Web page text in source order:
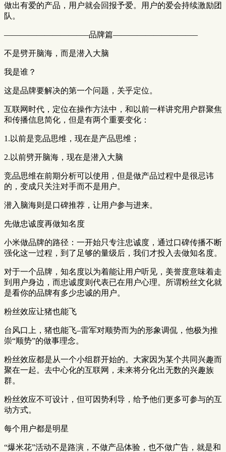
做出有爱的产品，用户就会回报予爱。用户的爱会持续激励团
队。
——————————–品牌篇——————————–
不是劈开脑海，而是潜入大脑
我是谁？
这是品牌要解决的第一个问题，关乎定位。
互联网时代，定位在操作方法中，和以前一样讲究用户群聚焦
和传播信息简化，但是有两个重要变化：
1.以前是竞品思维，现在是产品思维；
2.以前劈开脑海，现在是潜入大脑
竞品思维在前期分析可以使用，但是做产品过程中是很忌讳
的，变成只关注对手而不是用户。
潜入脑海则是口碑推荐，让用户参与进来。
先做忠诚度再做知名度
小米做品牌的路径：一开始只专注忠诚度，通过口碑传播不断
强化这一过程，到了足够的量级后，我们才投入去做知名度。
对于一个品牌，知名度以为着能让用户听见，美誉度意味着走
到用户身边，而忠诚度则代表已在用户心理。所谓粉丝文化就
是看你的品牌有多少忠诚的用户。
粉丝效应让猪也能飞
台风口上，猪也能飞–雷军对顺势而为的形象调侃，他极为推
崇“顺势”的做事理念。
粉丝效应都是从一个小组群开始的。大家因为某个共同兴趣而
聚在一起。去中心化的互联网，未来将分化出无数的兴趣族
群。
粉丝效应不可设计，但可因势利导，给予他们更多可参与的互
动方式。
每个用户都是明星
“爆米花”活动不是路演，不做产品体验，也不做广告，就是和